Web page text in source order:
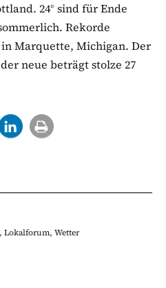
24° sind für Ende
Rekorde
Marquette, Michigan. Der
neue beträgt stolze 27
, Lokalforum, Wetter